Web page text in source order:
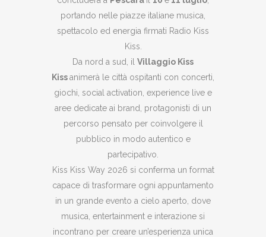
portando nelle piazze italiane musica,
spettacolo ed energia firmati Radio Kiss
Kiss.
Da nord a sud, il Villaggio Kiss
Kissanimerà le città ospitanti con concerti,
giochi, social activation, experience live e
aree dedicate ai brand, protagonisti di un
percorso pensato per coinvolgere il
pubblico in modo autentico e
partecipativo.
Kiss Kiss Way 2026 si conferma un format
capace di trasformare ogni appuntamento
in un grande evento a cielo aperto, dove
musica, entertainment e interazione si
incontrano per creare un’esperienza unica